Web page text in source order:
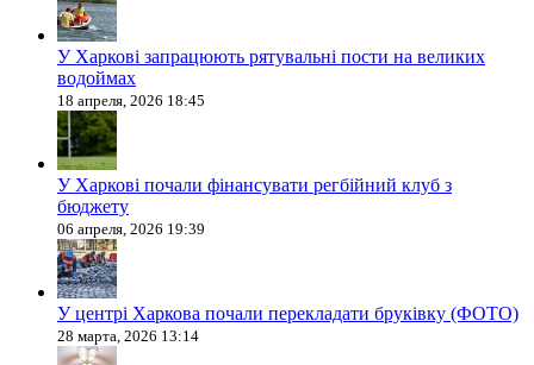
У Харкові запрацюють рятувальні пости на великих
водоймах
18 апреля, 2026 18:45
У Харкові почали фінансувати регбійний клуб з
бюджету
06 апреля, 2026 19:39
У центрі Харкова почали перекладати бруківку (ФОТО)
28 марта, 2026 13:14